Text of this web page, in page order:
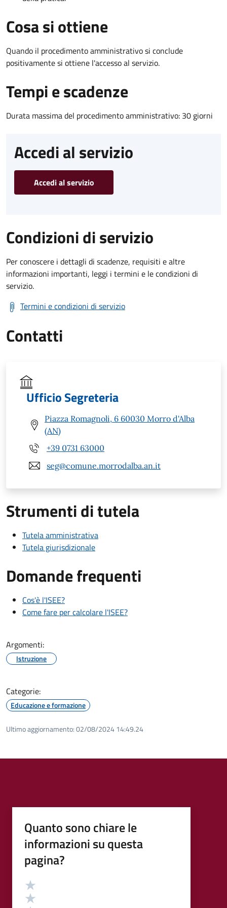
Cosa si ottiene
Quando il procedimento amministrativo si conclude
positivamente si ottiene l'accesso al servizio.
Tempi e scadenze
Durata massima del procedimento amministrativo: 30 giorni
Accedi al servizio
Accedi al servizio
Condizioni di servizio
Per conoscere i dettagli di scadenze, requisiti e altre
informazioni importanti, leggi i termini e le condizioni di
servizio.
Termini e condizioni di servizio
Contatti
Ufficio Segreteria
Piazza Romagnoli, 6 60030 Morro d'Alba
(AN)
+39 0731 63000
seg@comune.morrodalba.an.it
Strumenti di tutela
Tutela amministrativa
Tutela giurisdizionale
Domande frequenti
Cos'è l'ISEE?
Come fare per calcolare l'ISEE?
Argomenti:
Istruzione
Categorie:
Educazione e formazione
Ultimo aggiornamento:02/08/2024 14:49.24
Quanto sono chiare le
informazioni su questa
pagina?
Valutazione